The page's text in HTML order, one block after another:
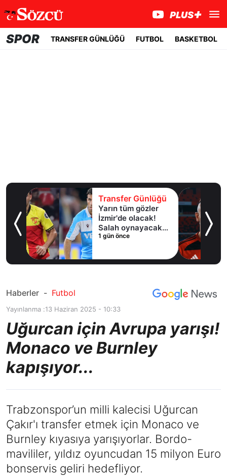
SPOR TRANSFER GÜNLÜĞÜ FUTBOL BASKETBOL
Transfer Günlüğü
Yarın tüm gözler
İzmir'de olacak!
Salah oynayacak
mı?
1 gün önce
Haberler - Futbol
Yayınlanma :13 Haziran 2025 - 10:33
Uğurcan için Avrupa yarışı!
Monaco ve Burnley
kapışıyor...
Trabzonspor’un milli kalecisi Uğurcan
Çakır'ı transfer etmek için Monaco ve
Burnley kıyasıya yarışıyorlar. Bordo-
mavililer, yıldız oyuncudan 15 milyon Euro
bonservis geliri hedefliyor.